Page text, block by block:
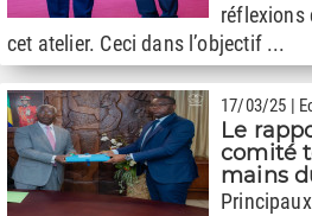
réflexions
cet atelier. Ceci dans l’objectif ...
17/03/25 |
Le
comité
mains